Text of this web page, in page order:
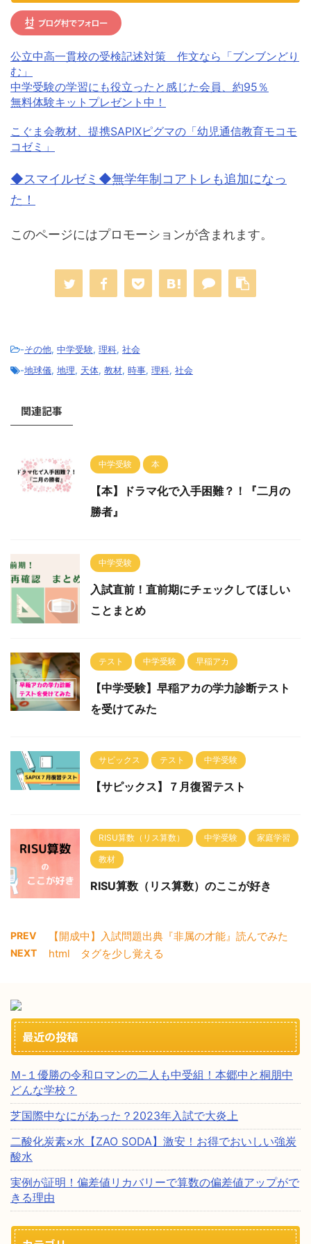
公立中高一貫校の受検記述対策 作文なら「ブンブンどり
む」
中学受験の学習にも役立ったと感じた会員、約95％
無料体験キットプレゼント中！
こぐま会教材、提携SAPIXピグマの「幼児通信教育モコモ
コゼミ」
◆スマイルゼミ◆無学年制コアトレも追加になっ
た！
このページにはプロモーションが含まれます。
-その他, 中学受験, 理科, 社会
-地球儀, 地理, 天体, 教材, 時事, 理科, 社会
関連記事
中学受験 本
【本】ドラマ化で入手困難？！『二月の
勝者』
中学受験
入試直前！直前期にチェックしてほしい
ことまとめ
テスト 中学受験 早稲アカ
【中学受験】早稲アカの学力診断テスト
を受けてみた
サピックス テスト 中学受験
【サピックス】７月復習テスト
RISU算数（リス算数） 中学受験 家庭学習
教材
RISU算数（リス算数）のここが好き
PREV 【開成中】入試問題出典『非属の才能』読んでみた
NEXT html タグを少し覚える
最近の投稿
Ｍ-１優勝の令和ロマンの二人も中受組！本郷中と桐朋中
どんな学校？
芝国際中なにがあった？2023年入試で大炎上
二酸化炭素×水【ZAO SODA】激安！お得でおいしい強炭
酸水
実例が証明！偏差値リカバリーで算数の偏差値アップがで
きる理由